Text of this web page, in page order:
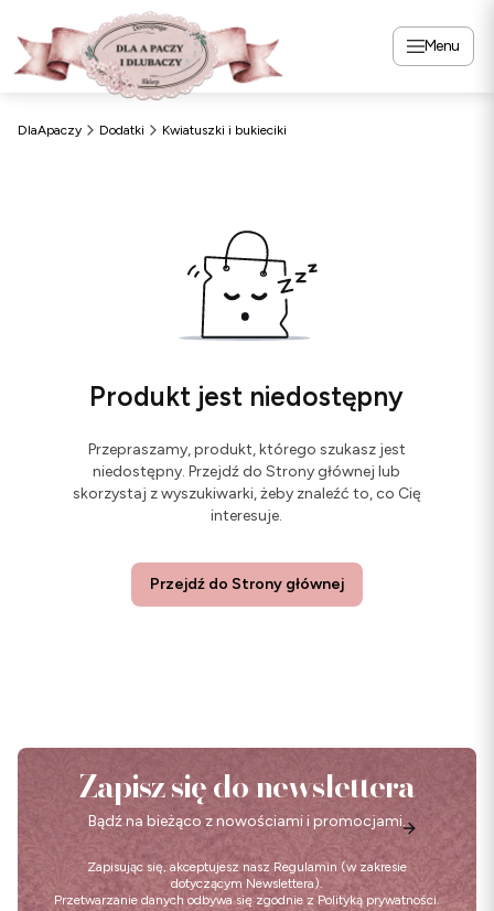
Menu
DlaApaczy Dodatki Kwiatuszki i bukieciki
Produkt jest niedostępny
Przepraszamy, produkt, którego szukasz jest
niedostępny. Przejdź do Strony głównej lub
skorzystaj z wyszukiwarki, żeby znaleźć to, co Cię
interesuje.
Przejdź do Strony głównej
Zapisz się do newslettera
Bądź na bieżąco z nowościami i promocjami.
Zapisując się, akceptujesz nasz Regulamin (w zakresie
dotyczącym Newslettera).
Przetwarzanie danych odbywa się zgodnie z Polityką prywatności.